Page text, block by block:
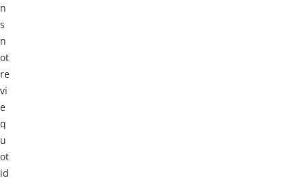
n
s
n
ot
re
vi
e
q
u
ot
id